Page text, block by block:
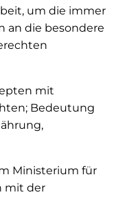
um die immer
an die besondere
mit
Bedeutung
Ministerium für
mit der